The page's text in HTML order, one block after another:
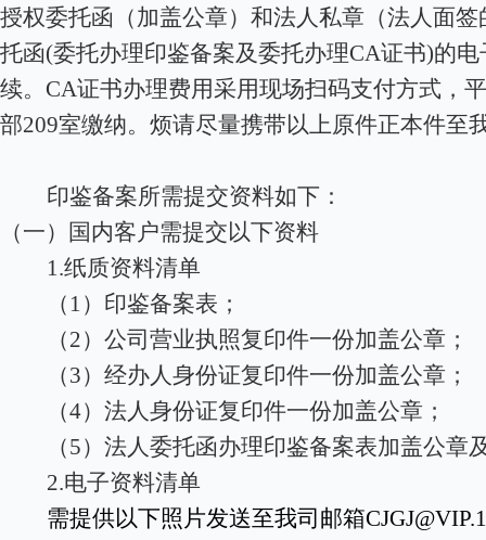
授权委托函（加盖公章）和法人私章（法人面
托函(委托办理印鉴备案及委托办理CA证书)的
续。CA证书办理费用采用现场扫码支付方式，
部209室缴纳。烦请尽量携带以上原件正本件至
印鉴备案所需提交资料如下：
（一）国内客户需提交以下资料
1.纸质资料清单
（1）印鉴备案表；
（2）公司营业执照复印件一份加盖公章；
（3）经办人身份证复印件一份加盖公章；
（4）法人身份证复印件一份加盖公章；
（5）法人委托函办理印鉴备案表加盖公
2.电子资料清单
需提供以下照片发送至我司邮箱